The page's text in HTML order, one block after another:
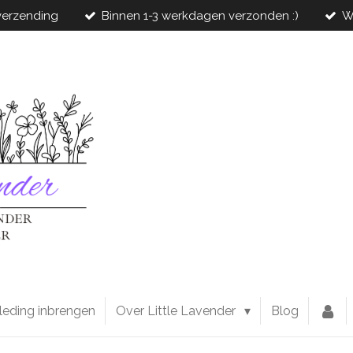
Binnen 1-3 werkdagen verzonden :)
inbrengen Over Little Lavender Blog